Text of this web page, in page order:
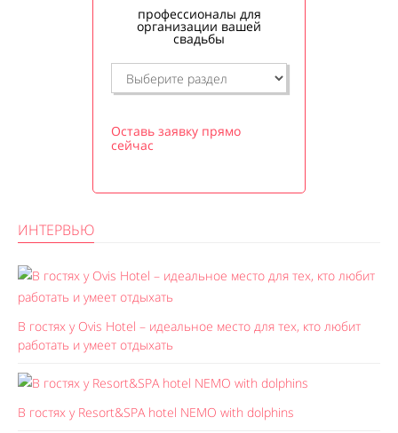
профессионалы для
организации вашей
свадьбы
Оставь заявку прямо
сейчас
ИНТЕРВЬЮ
В гостях у Ovis Hotel – идеальное место для тех, кто любит
работать и умеет отдыхать
В гостях у Resort&SPA hotel NEMO with dolphins